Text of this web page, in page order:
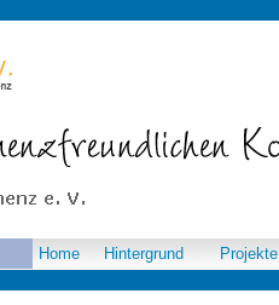
Home Hintergrund Projekte